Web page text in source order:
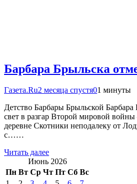
Барбара Брыльска
Газета.Ru2 месяца спустя01 минуты
Детство Барбары Брыльской Барбара
свет в разгар Второй мировой
деревне Скотники неподалеку от
с……
Читать далее
Июнь 2026
Пн Вт Ср Чт Пт Сб Вс